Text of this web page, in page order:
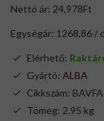
Nettó ár: 24,978Ft
Egységár: 1268,86 /
Elérhető:
Gyártó: ALBA
Cikkszám: BAVFA
Tömeg: 2.95 kg